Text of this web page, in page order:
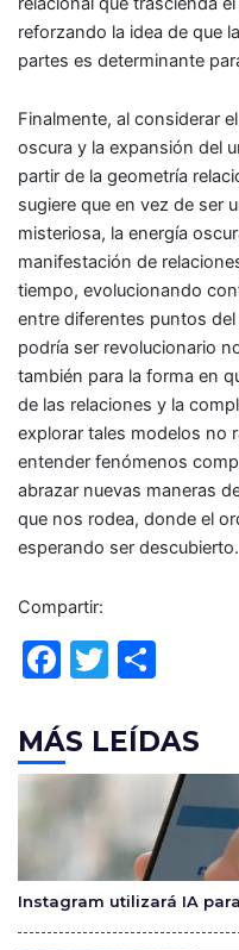
reforzando la idea de que
partes es determinante
Finalmente, al considerar
oscura y la expansión del
partir de la geometría
sugiere que en vez de ser
misteriosa, la energía
manifestación de
tiempo, evolucionando
entre diferentes puntos
podría ser revolucionario
también para la forma en
de las relaciones y la
explorar tales modelos no
entender fenómenos
abrazar nuevas maneras
que nos rodea, donde el
esperando ser descubierto.
Compartir:
F
c
e
b
o
o
k
T
itt
er
m
p
ar
tir
MÁS LEÍDAS
Instagram utilizará IA